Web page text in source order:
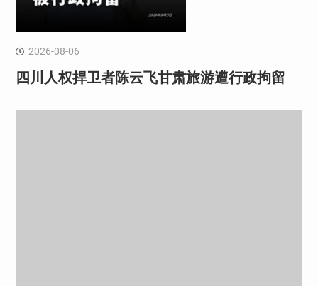
2026-08-06
四川人权捍卫者陈云飞甘肃旅游遭行政拘留